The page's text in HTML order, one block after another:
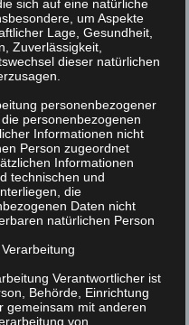
Jahresabschlussfeier
sich auf eine natürliche
um Aspekte
Lage, Gesundheit,
Zuverlässigkeit,
dieser natürlichen
personenbezogener
personenbezogenen
Informationen nicht
Person zugeordnet
Informationen
technischen und
die
Daten nicht
natürlichen Person
Verantwortlicher ist
Behörde, Einrichtung
gemeinsam mit anderen
von